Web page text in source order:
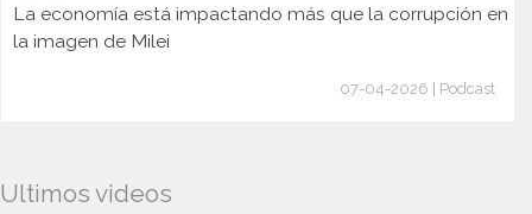
La economía está impactando más que la corrupción en
la imagen de Milei
07-04-2026 | Podcast
Ultimos videos